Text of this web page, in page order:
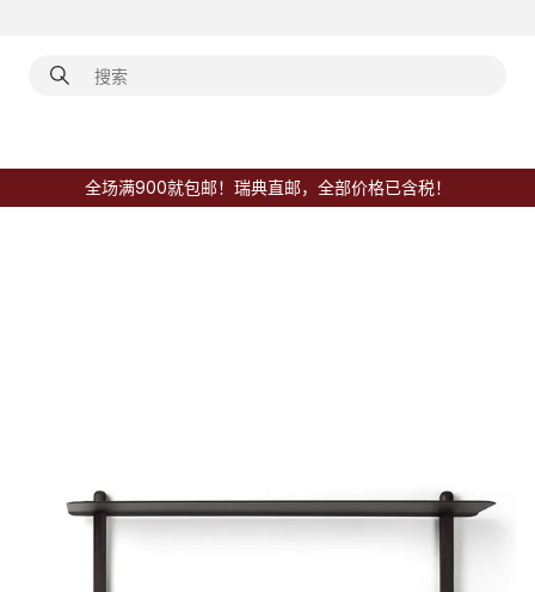
全场满900就包邮！瑞典直邮，全部价格已含税！